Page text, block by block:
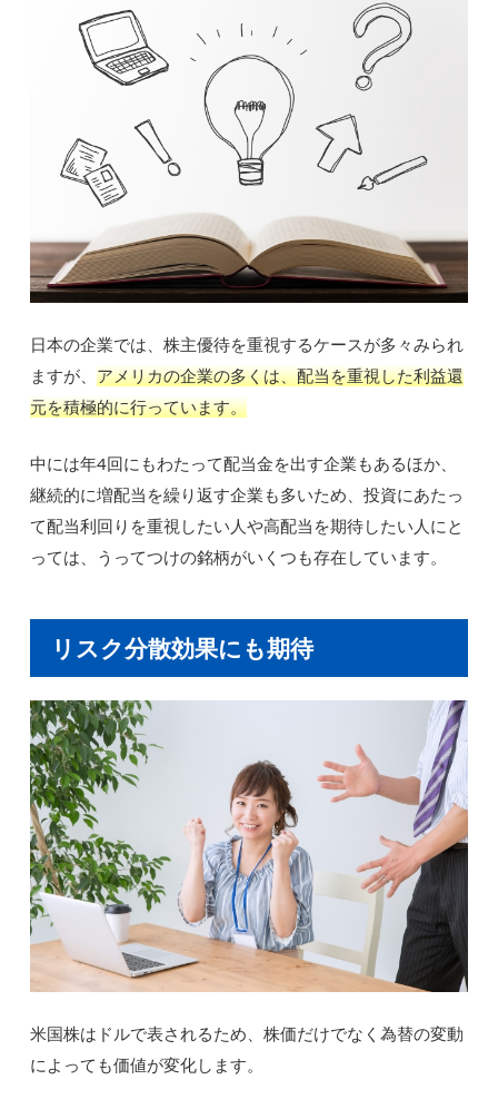
日本の企業では、株主優待を重視するケースが多々みられ
ますが、アメリカの企業の多くは、配当を重視した利益還
元を積極的に行っています。
中には年4回にもわたって配当金を出す企業もあるほか、
継続的に増配当を繰り返す企業も多いため、投資にあたっ
て配当利回りを重視したい人や高配当を期待したい人にと
っては、うってつけの銘柄がいくつも存在しています。
リスク分散効果にも期待
米国株はドルで表されるため、株価だけでなく為替の変動
によっても価値が変化します。